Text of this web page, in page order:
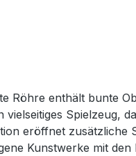
Röhre enthält bunte
Spielzeug,
eröffnet zusätzliche
Kunstwerke mit